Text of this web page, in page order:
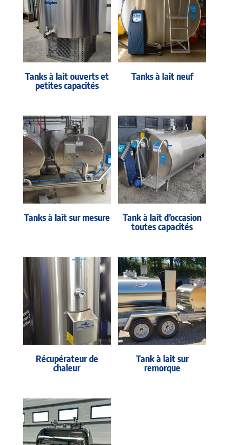
Tanks à lait ouverts et
petites capacités
Tanks à lait neuf
Tanks à lait sur mesure Tank à lait d’occasion
toutes capacités
Récupérateur de
chaleur
Tank à lait sur
remorque